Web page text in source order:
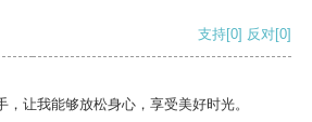
支持[0] 反对[0]
让我能够放松身心，享受美好时光。